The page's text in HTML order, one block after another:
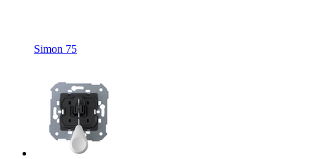
Simon 75